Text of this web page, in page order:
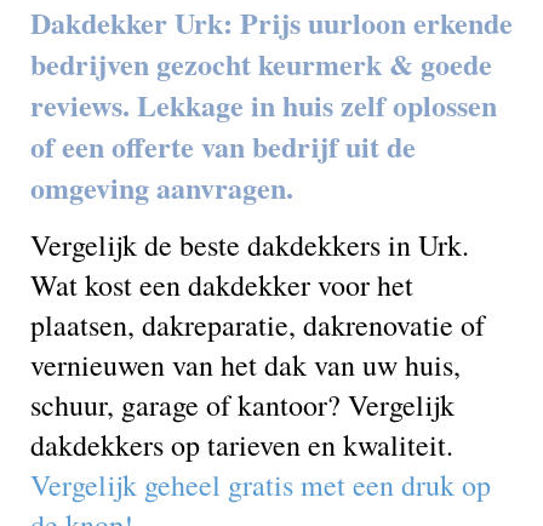
Dakdekker Urk: Prijs uurloon erkende
bedrijven gezocht keurmerk & goede
reviews. Lekkage in huis zelf oplossen
of een offerte van bedrijf uit de
omgeving aanvragen.
Vergelijk de beste dakdekkers in Urk.
Wat kost een dakdekker voor het
plaatsen, dakreparatie, dakrenovatie of
vernieuwen van het dak van uw huis,
schuur, garage of kantoor? Vergelijk
dakdekkers op tarieven en kwaliteit.
Vergelijk geheel gratis met een druk op